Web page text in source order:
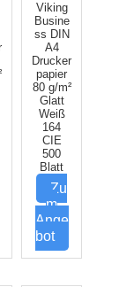
Viking
Busine
ss DIN
A4
Drucker
papier
80 g/m²
Glatt
Weiß
164
CIE
500
Blatt
Zu
m
Ange
bot